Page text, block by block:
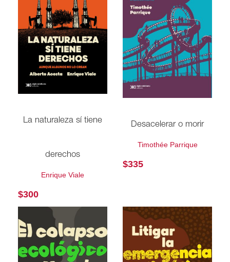
La naturaleza sí tiene
derechos
Enrique Viale
$300
Desacelerar o morir
Timothée Parrique
$335